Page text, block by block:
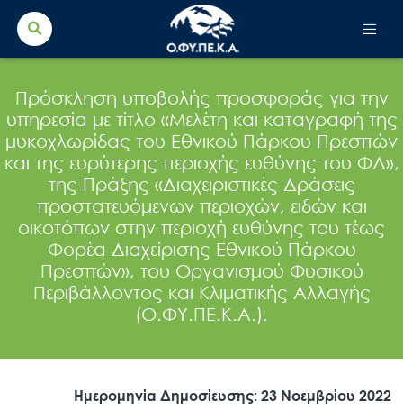
Search
for:
Πρόσκληση υποβολής προσφοράς για την
υπηρεσία με τίτλο «Μελέτη και καταγραφή της
μυκοχλωρίδας του Εθνικού Πάρκου Πρεσπών
και της ευρύτερης περιοχής ευθύνης του ΦΔ»,
της Πράξης «Διαχειριστικές Δράσεις
προστατευόμενων περιοχών, ειδών και
οικοτόπων στην περιοχή ευθύνης του τέως
Φορέα Διαχείρισης Εθνικού Πάρκου
Πρεσπών», του Οργανισμού Φυσικού
Περιβάλλοντος και Κλιματικής Αλλαγής
(Ο.ΦΥ.ΠΕ.Κ.Α.).
Ημερομηνία Δημοσίευσης: 23 Νοεμβρίου 2022